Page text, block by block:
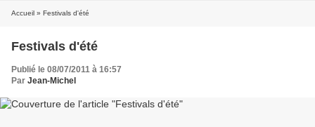
Accueil » Festivals d'été
Festivals d'été
Publié le 08/07/2011 à 16:57
Par Jean-Michel